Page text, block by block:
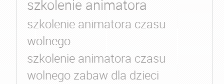
szkolenie animatora
szkolenie animatora czasu
wolnego
szkolenie animatora czasu
wolnego zabaw dla dzieci